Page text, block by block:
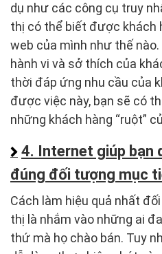
dụ như các công cụ truy
thị có thể biết được khách
web của mình như thế
hành vi và sở thích của
thời đáp ứng nhu cầu của
được việc này, bạn sẽ có
những khách hàng “ruột”
4. Internet giúp bạn
đúng đối tượng mục
Cách làm hiệu quả nhất
thị là nhắm vào những ai
thứ mà họ chào bán. Tuy